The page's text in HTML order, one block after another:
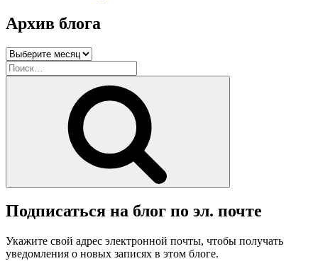
Архив блога
Архив
блога
Искать:
Подписаться на блог по эл. почте
Укажите свой адрес электронной почты, чтобы получать
уведомления о новых записях в этом блоге.